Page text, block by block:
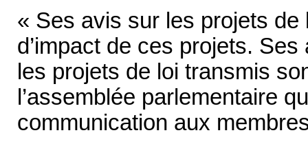
« Ses avis sur les projets de
d’impact de ces projets.
les projets de loi transmis
l’assemblée parlementaire
communication aux